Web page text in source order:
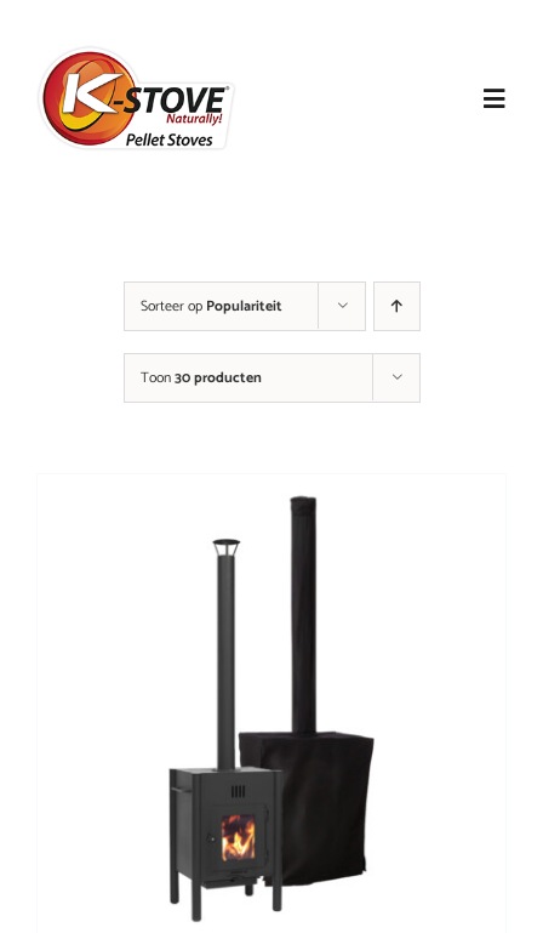
inhoud
Solvos4Leisure
Sorteer op Populariteit
Toon30 producten